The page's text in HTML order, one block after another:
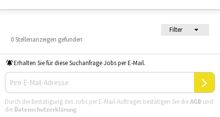
Filter
0 Stellenanzeigen gefunden
Erhalten Sie für diese Suchanfrage Jobs per E-Mail.
Durch die Bestätigung des Jobs per E-Mail-Auftrages bestätigen Sie dieAGB und
die Datenschutzerklärung